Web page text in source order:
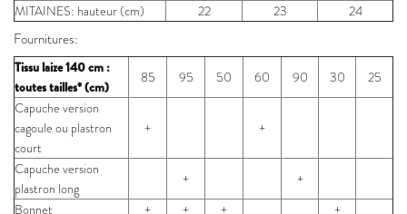
MITAINES: hauteur (cm)
22 23 24
Fournitures:
Tissu laize 140 cm :
toutes tailles* (cm)
85 95 50 60 90 30
25
Capuche version
cagoule ou plastron
court
+ +
Capuche version
plastron long
+
+
Bonnet
+ + +
+